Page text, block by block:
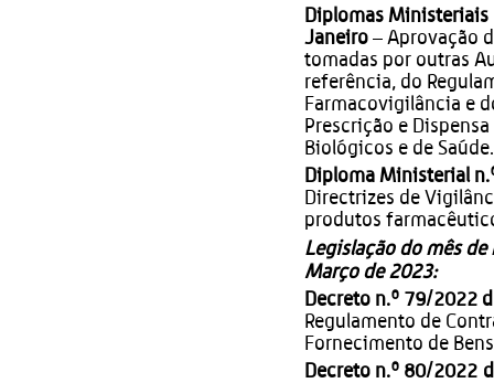
Diplomas Ministeriais
Janeiro – Aprovação
tomadas por outras
referência, do
Farmacovigilância e
Prescrição e
Biológicos e de Saúde.
Diploma Ministerial
Directrizes de
produtos
Legislação do mês
Março de 2023:
Decreto n.º 79/2022
Regulamento de
Fornecimento de
Decreto n.º 80/2022